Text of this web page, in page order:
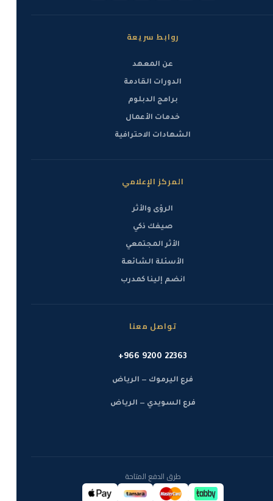
روابط سريعة
عن المعهد
الدورات القادمة
برامج الدبلوم
خدمات الأعمال
الشهادات الاحترافية
المركز الإعلامي
الرؤى والأثر
صيفك ذكي
الأثر المجتمعي
الأسئلة الشائعة
انضم إلينا كمدرب
تواصل معنا
+966 9200 22363
فرع اليرموك — الرياض
فرع السويدي — الرياض
طرق الدفع المتاحة